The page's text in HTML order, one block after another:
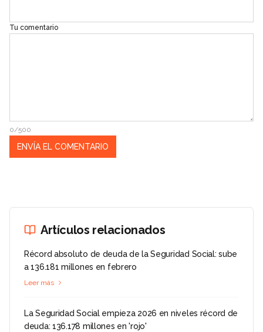
Tu comentario
0/500
Artículos relacionados
Récord absoluto de deuda de la Seguridad Social: sube
a 136.181 millones en febrero
Leer más
La Seguridad Social empieza 2026 en niveles récord de
deuda: 136.178 millones en 'rojo'